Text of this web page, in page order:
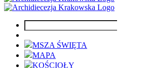
MSZA ŚWIĘTA
MAPA
KOŚCIOŁY